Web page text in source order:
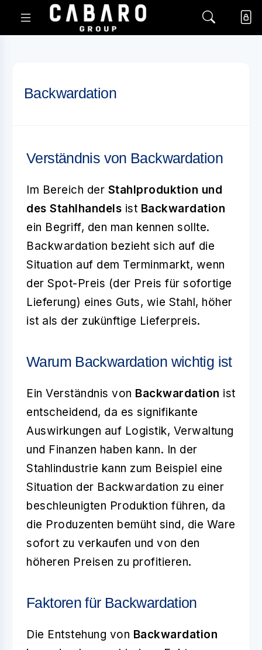
Backwardation
Verständnis von Backwardation
Im Bereich der Stahlproduktion und
des Stahlhandels ist Backwardation
ein Begriff, den man kennen sollte.
Backwardation bezieht sich auf die
Situation auf dem Terminmarkt, wenn
der Spot-Preis (der Preis für sofortige
Lieferung) eines Guts, wie Stahl, höher
ist als der zukünftige Lieferpreis.
Warum Backwardation wichtig ist
Ein Verständnis von Backwardation ist
entscheidend, da es signifikante
Auswirkungen auf Logistik, Verwaltung
und Finanzen haben kann. In der
Stahlindustrie kann zum Beispiel eine
Situation der Backwardation zu einer
beschleunigten Produktion führen, da
die Produzenten bemüht sind, die Ware
sofort zu verkaufen und von den
höheren Preisen zu profitieren.
Faktoren für Backwardation
Die Entstehung von Backwardation